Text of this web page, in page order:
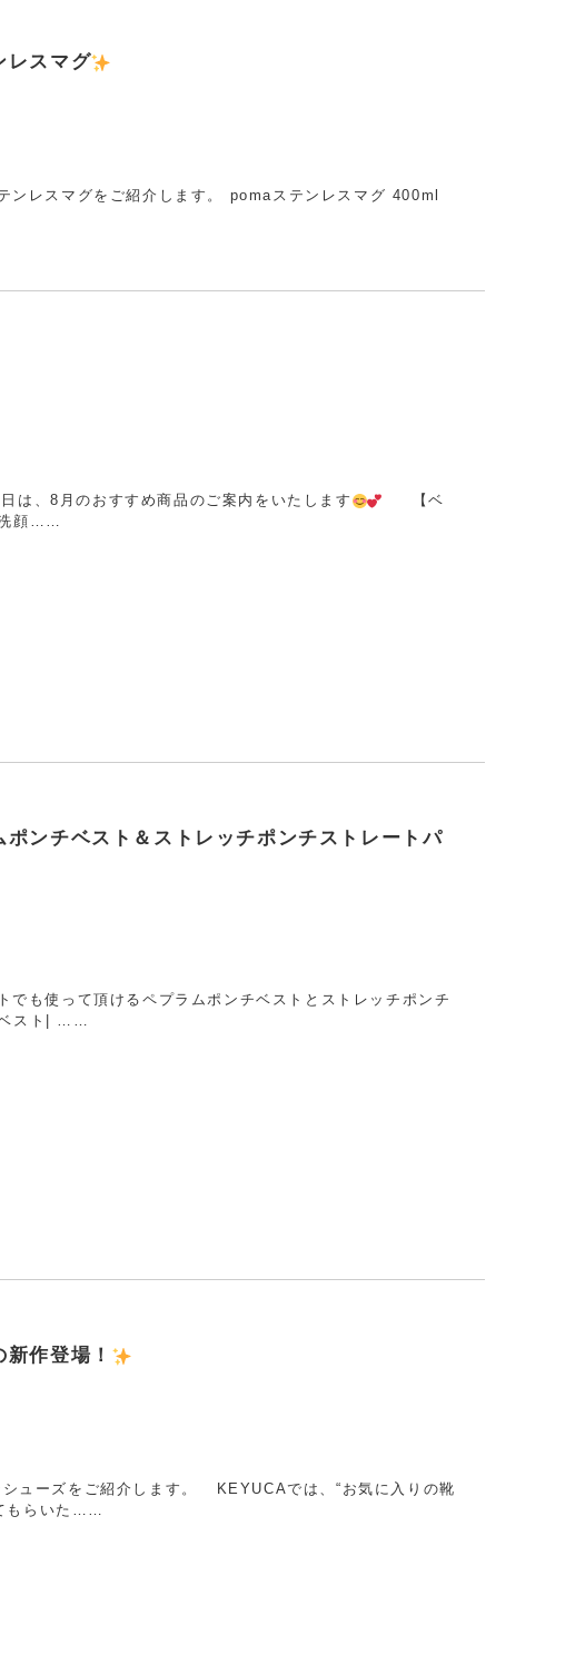
レスマグ
ンレスマグをご紹介します。 pomaステンレスマグ 400ml
は、8月のおすすめ商品のご案内をいたします
【ベ
顔……
ンチベスト＆ストレッチポンチストレートパ
も使って頂けるペプラムポンチベストとストレッチポンチ
ベスト| ……
作登場！
ューズをご紹介します。 KEYUCAでは、“お気に⼊りの靴
もらいた……